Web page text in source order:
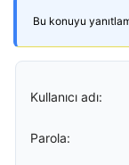
Bu konuyu
Kullanıcı adı:
Parola: